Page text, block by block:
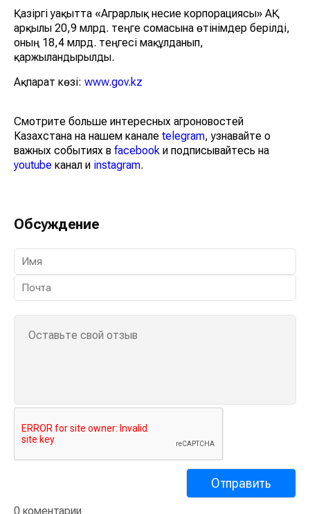
Қазіргі уақытта «Аграрлық несие корпорациясы» АҚ
арқылы 20,9 млрд. теңге сомасына өтінімдер берілді,
оның 18,4 млрд. теңгесі мақұлданып,
қаржыландырылды.
Ақпарат көзі: www.gov.kz
Смотрите больше интересных агроновостей
Казахстана на нашем канале telegram, узнавайте о
важных событиях в facebook и подписывайтесь на
youtube канал и instagram.
Обсуждение
0 коментарии